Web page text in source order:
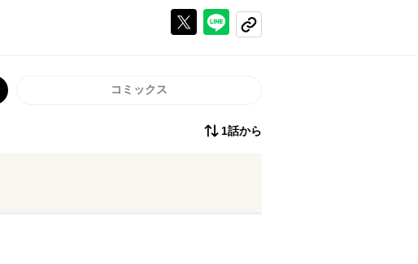
Xで投稿するラインでシェアする
コピーする
コミックス
1話から